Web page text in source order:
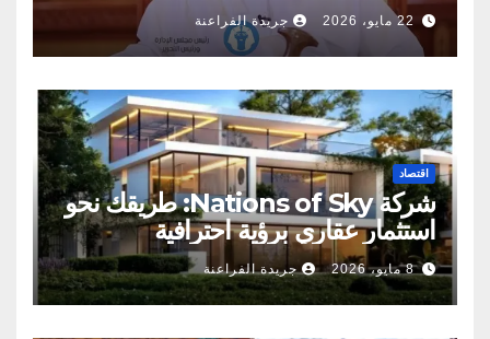
22 مايو، 2026 جريدة الفراعنة
اقتصاد
شركة Nations of Sky: طريقك نحو
استثمار عقاري برؤية احترافية
8 مايو، 2026 جريدة الفراعنة